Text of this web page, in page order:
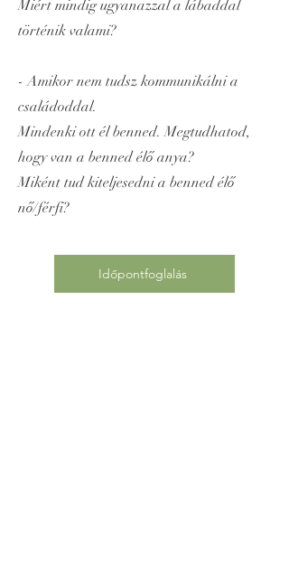
Miért mindig ugyanazzal a lábaddal
történik valami?
- Amikor nem tudsz kommunikálni a
családoddal.
Mindenki ott él benned. Megtudhatod,
hogy van a benned élő anya?
Miként tud kiteljesedni a benned élő
nő/férfi?
Időpontfoglalás